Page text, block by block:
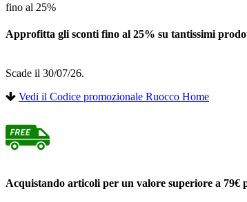
fino al 25%
Approfitta gli sconti fino al 25% su tantissimi
Scade il 30/07/26.
Vedi il Codice promozionale Ruocco Home
Acquistando articoli per un valore superiore a 79€